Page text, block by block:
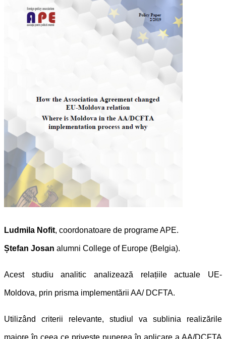
Ludmila Nofit, coordonatoare de programe APE.
Ștefan Josan alumni College of Europe (Belgia).
Acest studiu analitic analizează relațiile actuale UE-
Moldova, prin prisma implementării AA/ DCFTA.
Utilizând criterii relevante, studiul va sublinia realizările